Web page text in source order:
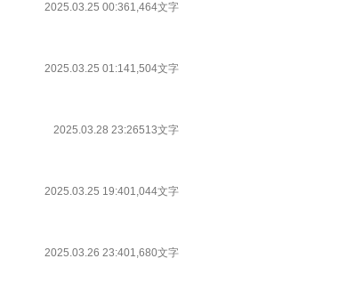
2025.03.25 00:361,464文字
2025.03.25 01:141,504文字
2025.03.28 23:26513文字
2025.03.25 19:401,044文字
2025.03.26 23:401,680文字